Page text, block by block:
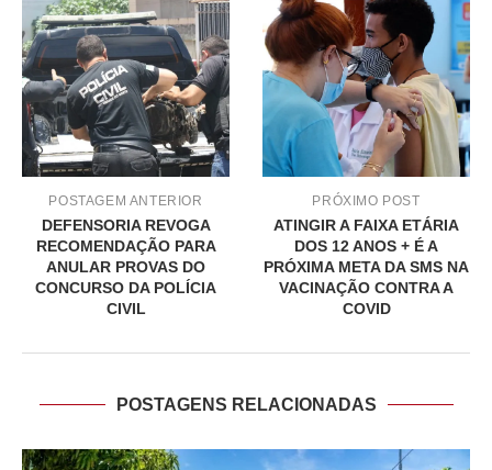
POSTAGEM ANTERIOR
DEFENSORIA REVOGA
RECOMENDAÇÃO PARA
ANULAR PROVAS DO
CONCURSO DA POLÍCIA
CIVIL
PRÓXIMO POST
ATINGIR A FAIXA ETÁRIA
DOS 12 ANOS + É A
PRÓXIMA META DA SMS NA
VACINAÇÃO CONTRA A
COVID
POSTAGENS RELACIONADAS